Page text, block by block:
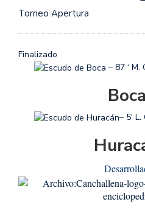
Torneo Apertura
Finalizado
– 87 ‘ M.
– 5′